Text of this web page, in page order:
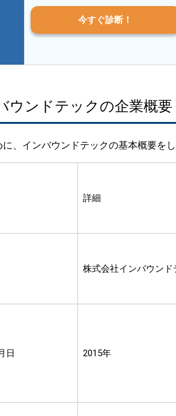
今すぐ診断！
ウンドテックの企業概要
に、インバウンドテックの基本概要を
詳細
株式会社インバウンド
日 2015年